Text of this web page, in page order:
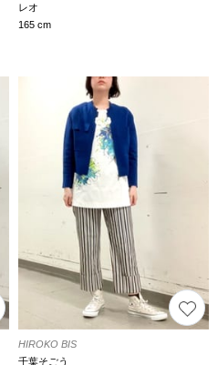
レオ
165 cm
HIROKO BIS
千葉そごう